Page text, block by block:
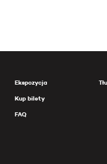
Ekspozycja
Kup bilety
FAQ